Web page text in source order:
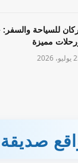
للسياحة
مميزة
2026
صديقة